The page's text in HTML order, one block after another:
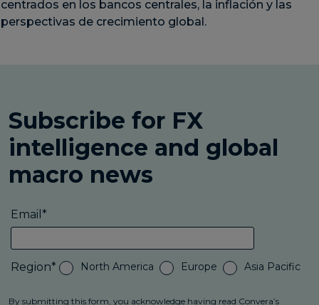
centrados en los bancos centrales, la inflación y las
perspectivas de crecimiento global.